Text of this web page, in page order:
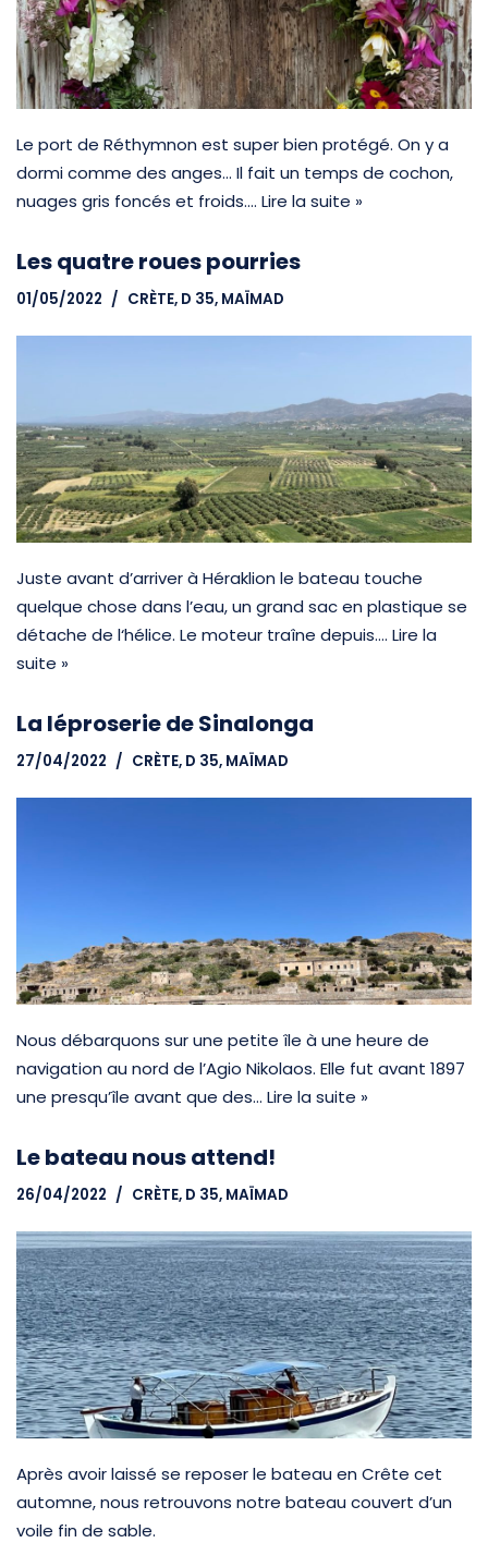
Le port de Réthymnon est super bien protégé. On y a
dormi comme des anges… Il fait un temps de cochon,
nuages gris foncés et froids.… Lire la suite »
Les quatre roues pourries
01/05/2022 CRÈTE, D 35, MAÏMAD
Juste avant d’arriver à Héraklion le bateau touche
quelque chose dans l’eau, un grand sac en plastique se
détache de l‘hélice. Le moteur traîne depuis.… Lire la
suite »
La léproserie de Sinalonga
27/04/2022 CRÈTE, D 35, MAÏMAD
Nous débarquons sur une petite île à une heure de
navigation au nord de l’Agio Nikolaos. Elle fut avant 1897
une presqu’île avant que des… Lire la suite »
Le bateau nous attend!
26/04/2022 CRÈTE, D 35, MAÏMAD
Après avoir laissé se reposer le bateau en Crête cet
automne, nous retrouvons notre bateau couvert d’un
voile fin de sable.